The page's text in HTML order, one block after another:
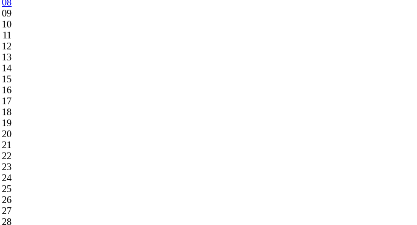
08
09
10
11
12
13
14
15
16
17
18
19
20
21
22
23
24
25
26
27
28